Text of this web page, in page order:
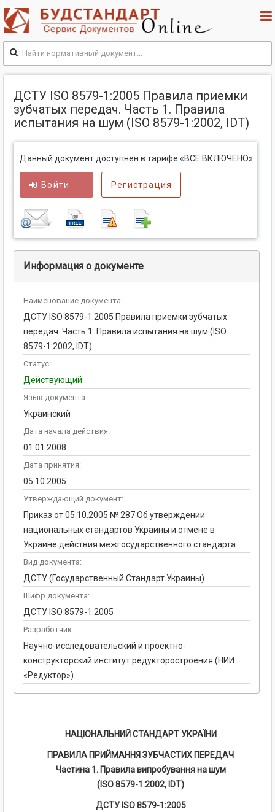
ДСТУ ISO 8579-1:2005 Правила приемки
зубчатых передач. Часть 1. Правила
испытания на шум (ISO 8579-1:2002, IDT)
Данный документ доступнен в тарифе «ВСЕ ВКЛЮЧЕНО»
Войти Регистрация
Информация о документе
Наименование документа:
ДСТУ ISO 8579-1:2005 Правила приемки зубчатых
передач. Часть 1. Правила испытания на шум (ISO
8579-1:2002, IDT)
Статус:
Действующий
Язык документа
Украинский
Дата начала действия:
01.01.2008
Дата принятия:
05.10.2005
Утверждающий документ:
Приказ от 05.10.2005 № 287 Об утверждении
национальных стандартов Украины и отмене в
Украине действия межгосударственного стандарта
Вид документа:
ДСТУ (Государственный Стандарт Украины)
Шифр документа:
ДСТУ ISO 8579-1:2005
Разработчик:
Научно-исследовательский и проектно-
конструкторский институт редукторостроения (НИИ
«Редуктор»)
НАЦІОНАЛЬНИЙ СТАНДАРТ УКРАЇНИ
ПРАВИЛА ПРИЙМАННЯ ЗУБЧАСТИХ ПЕРЕДАЧ
Частина 1. Правила випробування на шум
(ISO 8579-1:2002, IDT)
ДСТУ ISO 8579-1:2005